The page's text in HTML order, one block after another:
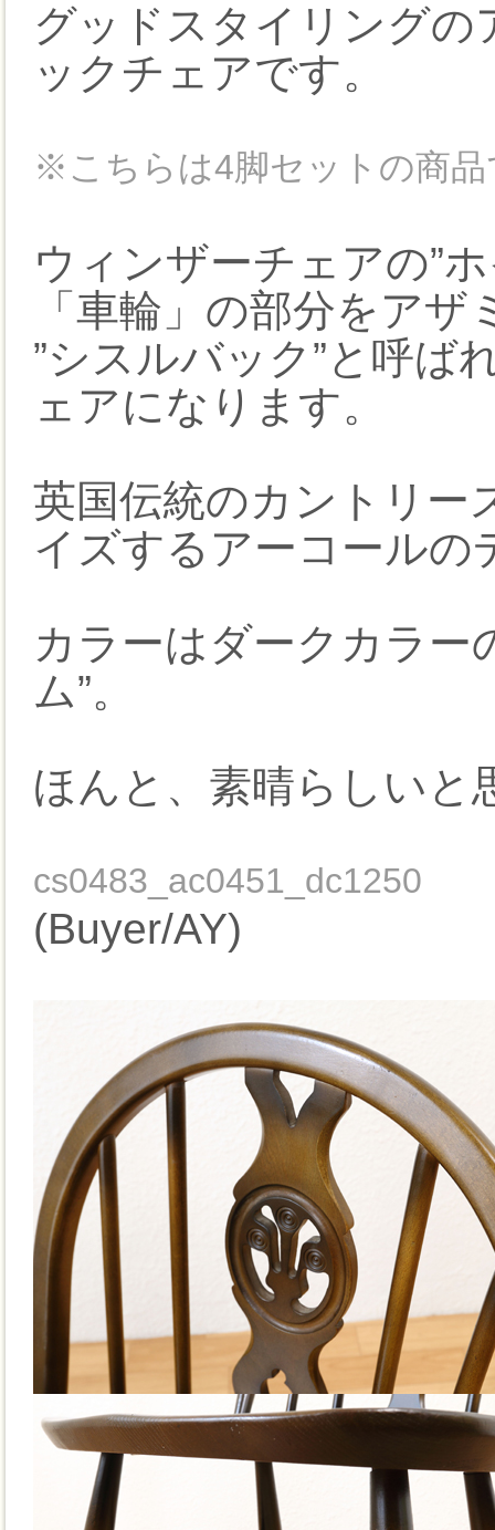
グッドスタイリングの
ックチェアです。
※こちらは4脚セットの商品
ウィンザーチェアの”
「車輪」の部分をア
”シスルバック”と呼ば
ェアになります。
英国伝統のカントリー
イズするアーコールの
カラーはダークカラー
ム”。
ほんと、素晴らしいと
cs0483_ac0451_dc1250
(Buyer/AY)